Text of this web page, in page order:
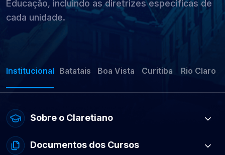
Educação, incluindo as diretrizes específicas de
cada unidade.
Institucional Batatais Boa Vista Curitiba Rio Claro
Sobre o Claretiano
Documentos dos Cursos